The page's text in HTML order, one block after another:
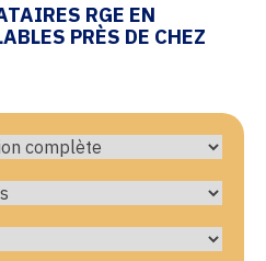
RGE EN
PRÈS DE CHEZ